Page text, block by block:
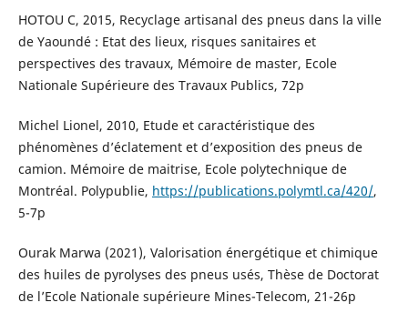
HOTOU C, 2015, Recyclage artisanal des pneus dans la ville
de Yaoundé : Etat des lieux, risques sanitaires et
perspectives des travaux, Mémoire de master, Ecole
Nationale Supérieure des Travaux Publics, 72p
Michel Lionel, 2010, Etude et caractéristique des
phénomènes d’éclatement et d’exposition des pneus de
camion. Mémoire de maitrise, Ecole polytechnique de
Montréal. Polypublie, https://publications.polymtl.ca/420/,
5-7p
Ourak Marwa (2021), Valorisation énergétique et chimique
des huiles de pyrolyses des pneus usés, Thèse de Doctorat
de l’Ecole Nationale supérieure Mines-Telecom, 21-26p